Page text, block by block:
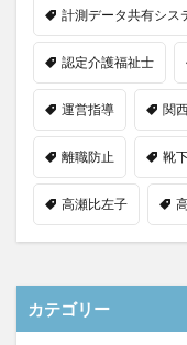
計測データ共有シス
認定介護福祉士
運営指導 関
離職防止 靴
高瀬比左子
カテゴリー